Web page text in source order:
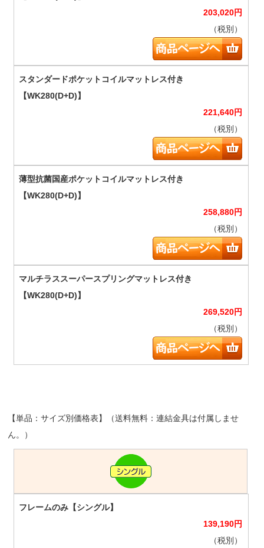
203,020円
（税別）
221,640円
（税別）
258,880円
（税別）
269,520円
（税別）
【単品：サイズ別価格表】（送料無料：連結金具は付属しませ
ん。）
139,190円
（税別）